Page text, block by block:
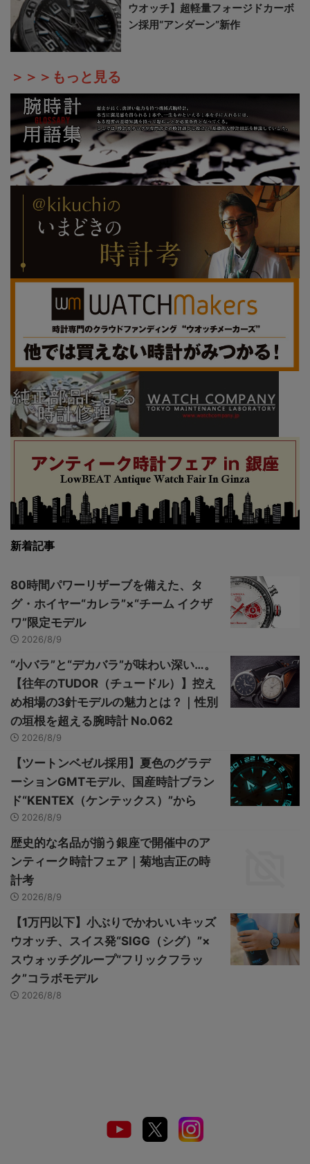
ウオッチ】超軽量フォージドカーボ
ン採用“アンダーン”新作
＞＞＞もっと見る
新着記事
80時間パワーリザーブを備えた、タ
グ・ホイヤー“カレラ”×“チーム イクザ
ワ”限定モデル
2026/8/9
“小バラ”と“デカバラ”が味わい深い…。
【往年のTUDOR（チュードル）】控え
め相場の3針モデルの魅力とは？｜性別
の垣根を超える腕時計 No.062
2026/8/9
【ツートンベゼル採用】夏色のグラデ
ーションGMTモデル、国産時計ブラン
ド“KENTEX（ケンテックス）”から
2026/8/9
歴史的な名品が揃う銀座で開催中のア
ンティーク時計フェア｜菊地吉正の時
計考
2026/8/9
【1万円以下】小ぶりでかわいいキッズ
ウオッチ、スイス発“SIGG（シグ）”×
スウォッチグループ“フリックフラッ
ク”コラボモデル
2026/8/8